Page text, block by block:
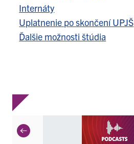
Internáty
Uplatnenie po skončení UPJŠ
Ďalšie možnosti štúdia